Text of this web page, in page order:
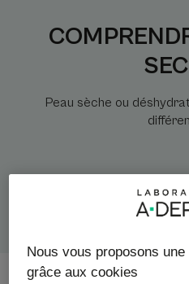
Peau sèche ou
Nous vous proposons
grâce aux cookies